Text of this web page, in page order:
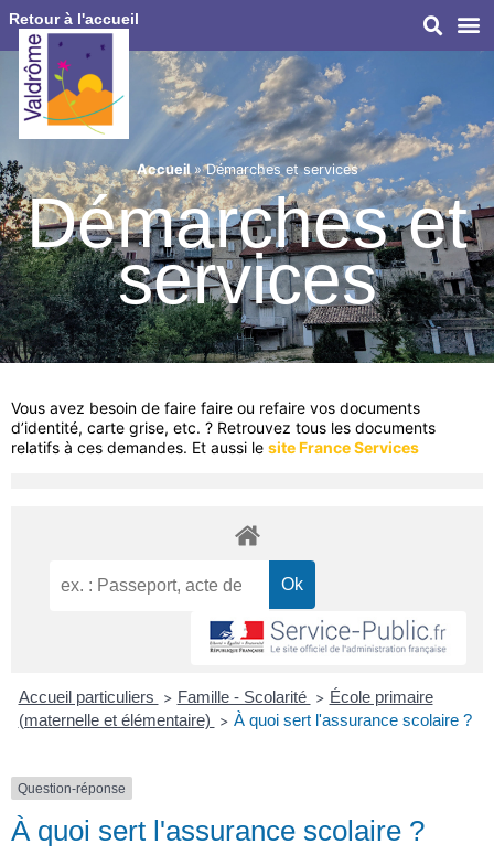
Retour à l'accueil
Accueil»Démarches et services
Démarches et
services
Vous avez besoin de faire faire ou refaire vos documents
d’identité, carte grise, etc. ? Retrouvez tous les documents
relatifs à ces demandes. Et aussi le site France Services
Accueil particuliers > Famille - Scolarité > École primaire
(maternelle et élémentaire)
> À quoi sert l'assurance scolaire ?
Question-réponse
À quoi sert l'assurance scolaire ?